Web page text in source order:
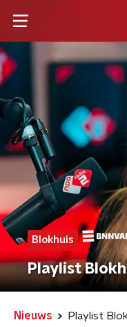
Blokhuis
Playlist
Nieuws Playlist